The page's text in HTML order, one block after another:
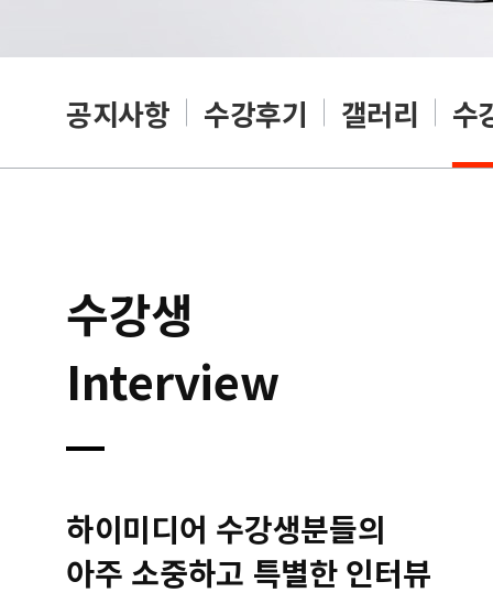
공지사항 수강후기 갤러리 수
수강생
Interview
하이미디어 수강생분들의
아주 소중하고 특별한 인터뷰